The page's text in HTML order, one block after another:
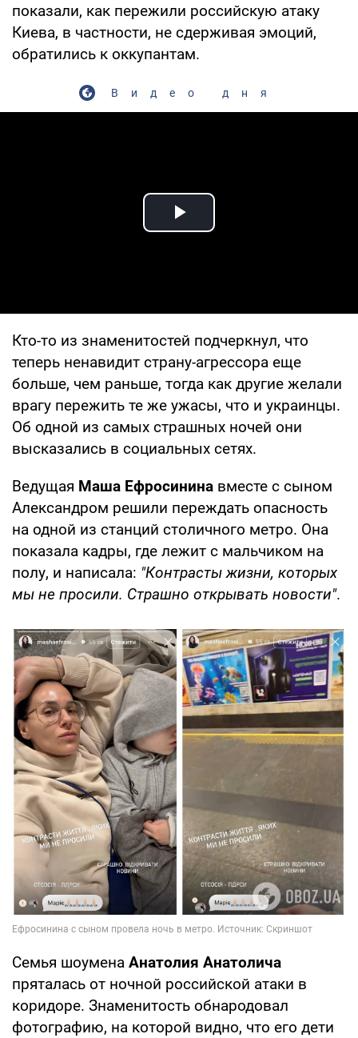
показали, как пережили российскую атаку
Киева, в частности, не сдерживая эмоций,
обратились к оккупантам.
Видео дня
Play Video
Кто-то из знаменитостей подчеркнул, что
теперь ненавидит страну-агрессора еще
больше, чем раньше, тогда как другие желали
врагу пережить те же ужасы, что и украинцы.
Об одной из самых страшных ночей они
высказались в социальных сетях.
Ведущая Маша Ефросинина вместе с сыном
Александром решили переждать опасность
на одной из станций столичного метро. Она
показала кадры, где лежит с мальчиком на
полу, и написала: "Контрасты жизни, которых
мы не просили. Страшно открывать новости".
Семья шоумена Анатолия Анатолича
пряталась от ночной российской атаки в
коридоре. Знаменитость обнародовал
фотографию, на которой видно, что его дети